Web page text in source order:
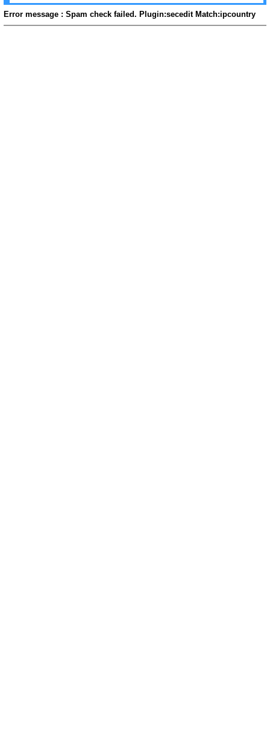
Error message : Spam check failed. Plugin:secedit Match:ipcountry